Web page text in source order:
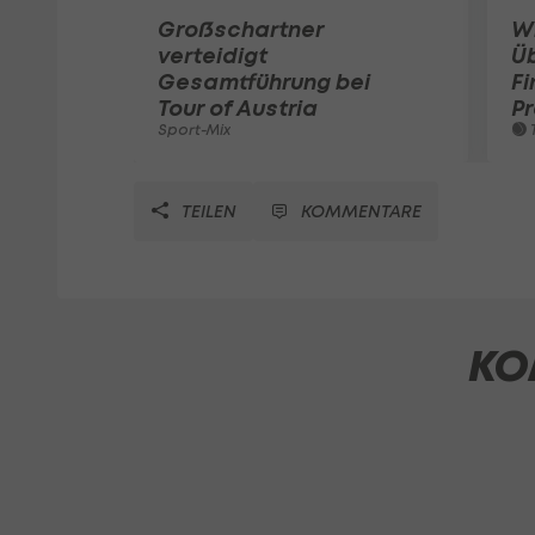
Großschartner
verteidigt
Gesamtführung bei
Tour of Austria
Sport-Mix
TEILEN KOMMENTARE